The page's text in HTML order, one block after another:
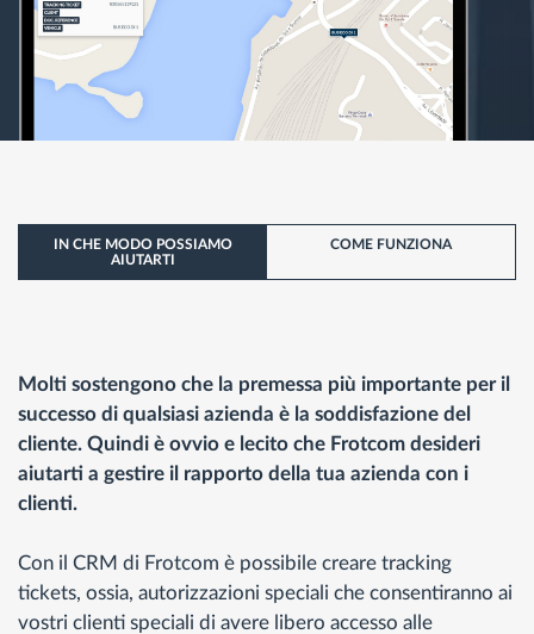
IN CHE MODO POSSIAMO
AIUTARTI
COME FUNZIONA
Molti sostengono che la premessa più importante per il
successo di qualsiasi azienda è la soddisfazione del
cliente. Quindi è ovvio e lecito che Frotcom desideri
aiutarti a gestire il rapporto della tua azienda con i
clienti.
Con il CRM di Frotcom è possibile creare tracking
tickets, ossia, autorizzazioni speciali che consentiranno ai
vostri clienti speciali di avere libero accesso alle